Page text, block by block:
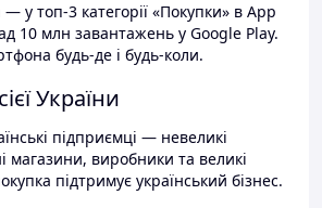
— у топ-3 категорії «Покупки» в App
10 млн завантажень у Google Play.
будь-де і будь-коли.
України
підприємці — невеликі
магазини, виробники та великі
підтримує український бізнес.